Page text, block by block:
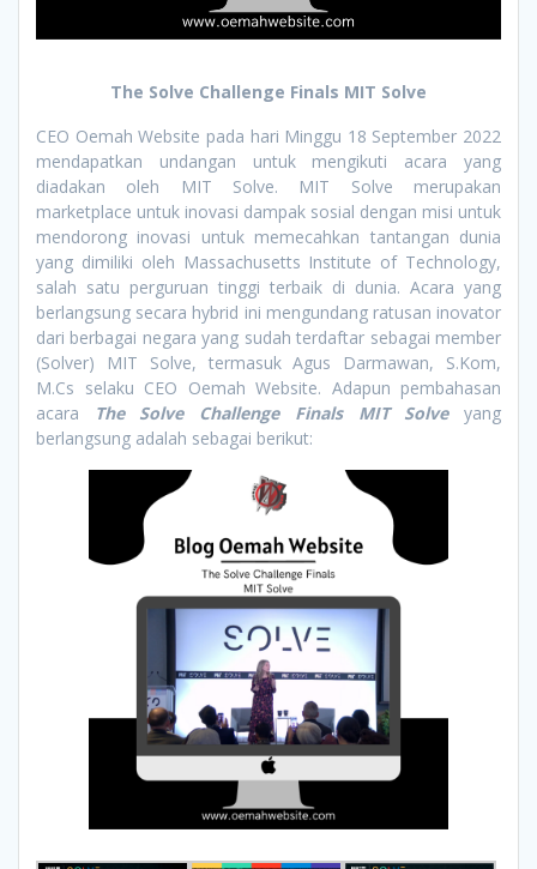
The Solve Challenge Finals MIT Solve
CEO Oemah Website pada hari Minggu 18 September 2022
mendapatkan undangan untuk mengikuti acara yang
diadakan oleh MIT Solve. MIT Solve merupakan
marketplace untuk inovasi dampak sosial dengan misi untuk
mendorong inovasi untuk memecahkan tantangan dunia
yang dimiliki oleh Massachusetts Institute of Technology,
salah satu perguruan tinggi terbaik di dunia. Acara yang
berlangsung secara hybrid ini mengundang ratusan inovator
dari berbagai negara yang sudah terdaftar sebagai member
(Solver) MIT Solve, termasuk Agus Darmawan, S.Kom,
M.Cs selaku CEO Oemah Website. Adapun pembahasan
acara
The Solve Challenge Finals MIT Solveyang
berlangsung adalah sebagai berikut: